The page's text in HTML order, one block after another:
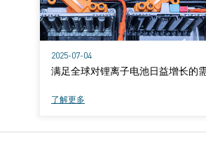
2025-07-04
满足全球对锂离子电池日益增长的
了解更多